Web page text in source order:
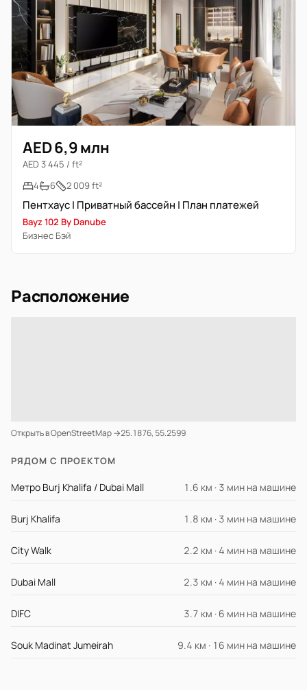
AED 6,9 млн
AED 3 445 / ft²
4
6 2 009 ft²
Пентхаус | Приватный бассейн | План платежей
Bayz 102 By Danube
Бизнес Бэй
Расположение
Открыть в OpenStreetMap →25.1876, 55.2599
РЯДОМ С ПРОЕКТОМ
Метро Burj Khalifa / Dubai Mall 1.6 км · 3 мин на машине
Burj Khalifa 1.8 км · 3 мин на машине
City Walk 2.2 км · 4 мин на машине
Dubai Mall 2.3 км · 4 мин на машине
DIFC 3.7 км · 6 мин на машине
Souk Madinat Jumeirah 9.4 км · 16 мин на машине